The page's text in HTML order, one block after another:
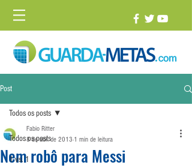
Post
Todos os posts
1 vs. 1
Todos os posts
Nem robô para Messi
Fabio Ritter
8 de abr. de 2013 1 min de leitura